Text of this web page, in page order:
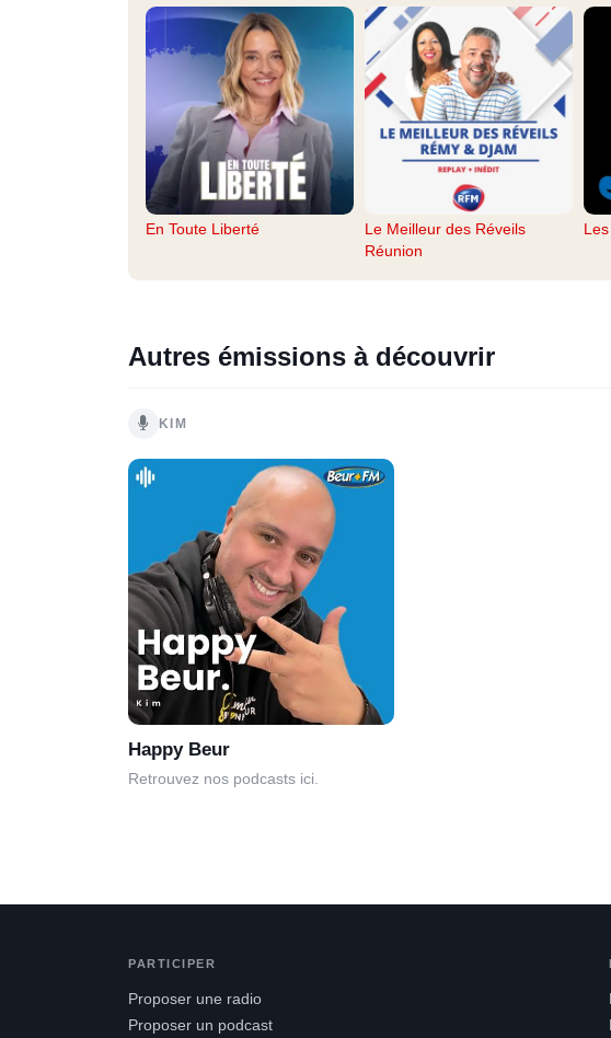
En Toute Liberté
Le Meilleur des Réveils
Réunion
Autres émissions à découvrir
KIM
Happy Beur
Retrouvez nos podcasts ici.
PARTICIPER
Proposer une radio
Proposer un podcast